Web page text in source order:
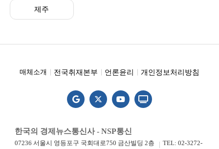
제주
매체소개 전국취재본부 언론윤리 개인정보처리방침
한국의 경제뉴스통신사 - NSP통신
07236 서울시 영등포구 국회대로750 금산빌딩 2층 TEL: 02-3272-